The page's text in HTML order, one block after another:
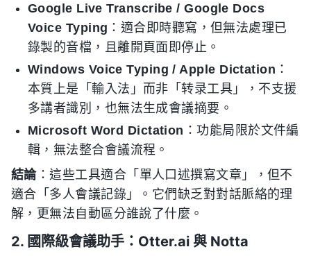
Google Live Transcribe / Google Docs
Voice Typing ：適合即時聽寫，但無法處理已
錄製的音檔，且離開頁面即停止。
Windows Voice Typing / Apple Dictation ：
本質上是「輸入法」而非「转录工具」，不支援
多講者識別，也無法生成會議摘要。
Microsoft Word Dictation ：功能局限於文件編
輯，無法整合會議流程。
結論：這些工具適合「單人口述撰寫文章」，但不
適合「多人會議記錄」。它們缺乏對對話脈絡的理
解，更無法自動區分誰說了什麼。
2. 國際級會議助手：Otter.ai 與 Notta